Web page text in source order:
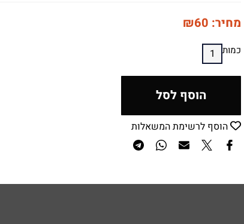
מחיר: ₪60
כמות
הוסף לסל
הוסף לרשימת המשאלות